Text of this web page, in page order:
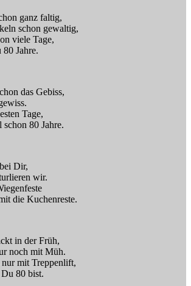
ganz faltig,
schon gewaltig,
viele Tage,
Jahre.
das Gebiss,
Tage,
80 Jahre.
Dir,
wir.
die Kuchenreste.
in der Früh,
noch mit Müh.
nur mit Treppenlift,
80 bist.